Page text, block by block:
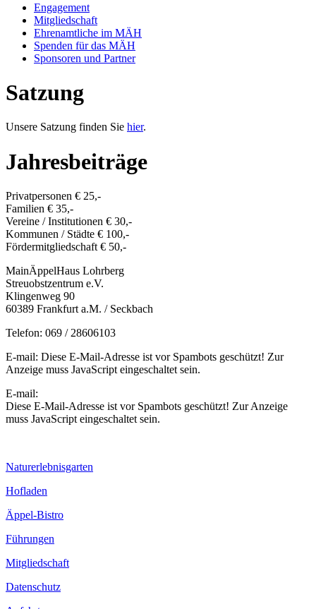
Engagement
Mitgliedschaft
Ehrenamtliche im MÄH
Spenden für das MÄH
Sponsoren und Partner
Satzung
Unsere Satzung finden Sie hier.
Jahresbeiträge
Privatpersonen € 25,-
Familien € 35,-
Vereine / Institutionen € 30,-
Kommunen / Städte € 100,-
Fördermitgliedschaft € 50,-
MainÄppelHaus Lohrberg
Streuobstzentrum e.V.
Klingenweg 90
60389 Frankfurt a.M. / Seckbach
Telefon: 069 / 28606103
E-mail: Diese E-Mail-Adresse ist vor Spambots geschützt! Zur
Anzeige muss JavaScript eingeschaltet sein.
E-mail:
Diese E-Mail-Adresse ist vor Spambots geschützt! Zur Anzeige
muss JavaScript eingeschaltet sein.
Naturerlebnisgarten
Hofladen
Äppel-Bistro
Führungen
Mitgliedschaft
Datenschutz